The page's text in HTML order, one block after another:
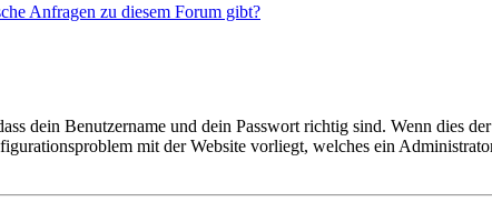
Anfragen zu diesem Forum gibt?
dein Benutzername und dein Passwort richtig sind. Wenn dies
mit der Website vorliegt, welches ein